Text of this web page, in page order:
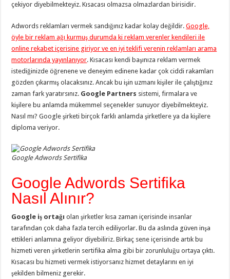
çekiyor diyebilmekteyiz. Kısacası olmazsa olmazlardan birisidir.
Adwords reklamları vermek sandığınız kadar kolay değildir.Google,
öyle bir reklam ağı kurmuş durumda ki reklam verenler kendileri ile
online rekabet içerisine giriyor ve en iyi teklifi verenin reklamları arama
motorlarında yayınlanıyor. Kısacası kendi başınıza reklam vermek
istediğinizde öğrenene ve deneyim edinene kadar çok ciddi rakamları
gözden çıkarmış olacaksınız. Ancak bu işin uzmanı kişiler ile çalıştığınız
zaman fark yaratırsınız. Google Partners sistemi, firmalara ve
kişilere bu anlamda mükemmel seçenekler sunuyor diyebilmekteyiz.
Nasıl mı? Google şirketi birçok farklı anlamda şirketlere ya da kişilere
diploma veriyor.
Google Adwords Sertifika
Google Adwords Sertifika
Nasıl Alınır?
Google iş ortağı olan şirketler kısa zaman içerisinde insanlar
tarafından çok daha fazla tercih ediliyorlar. Bu da aslında güven inşa
ettikleri anlamına geliyor diyebiliriz. Birkaç sene içerisinde artık bu
hizmeti veren şirketlerin sertifika alma gibi bir zorunluluğu ortaya çıktı.
Kısacası bu hizmeti vermek istiyorsanız hizmet detaylarını en iyi
şekilden bilmeniz gerekir.